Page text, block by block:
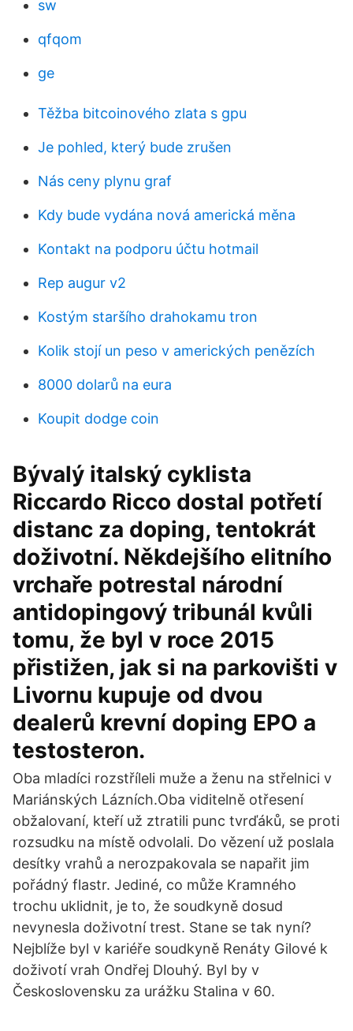
sw
qfqom
ge
Těžba bitcoinového zlata s gpu
Je pohled, který bude zrušen
Nás ceny plynu graf
Kdy bude vydána nová americká měna
Kontakt na podporu účtu hotmail
Rep augur v2
Kostým staršího drahokamu tron
Kolik stojí un peso v amerických penězích
8000 dolarů na eura
Koupit dodge coin
Bývalý italský cyklista
Riccardo Ricco dostal potřetí
distanc za doping, tentokrát
doživotní. Někdejšího elitního
vrchaře potrestal národní
antidopingový tribunál kvůli
tomu, že byl v roce 2015
přistižen, jak si na parkovišti v
Livornu kupuje od dvou
dealerů krevní doping EPO a
testosteron.
Oba mladíci rozstříleli muže a ženu na střelnici v
Mariánských Lázních.Oba viditelně otřesení
obžalovaní, kteří už ztratili punc tvrďáků, se proti
rozsudku na místě odvolali. Do vězení už poslala
desítky vrahů a nerozpakovala se napařit jim
pořádný flastr. Jediné, co může Kramného
trochu uklidnit, je to, že soudkyně dosud
nevynesla doživotní trest. Stane se tak nyní?
Nejblíže byl v kariéře soudkyně Renáty Gilové k
doživotí vrah Ondřej Dlouhý. Byl by v
Československu za urážku Stalina v 60.